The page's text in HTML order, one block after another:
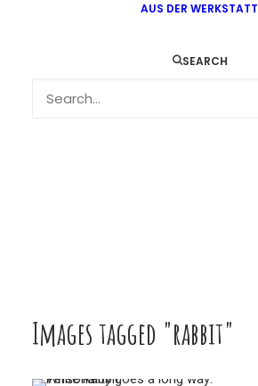
AUS DER WERKSTATT
SEARCH
Images tagged "rabbit"